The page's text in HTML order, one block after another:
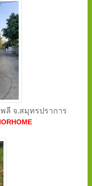
ลี จ.สมุทรปราการ